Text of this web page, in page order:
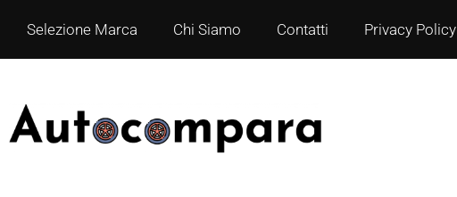
Selezione Marca Chi Siamo Contatti Privacy Policy